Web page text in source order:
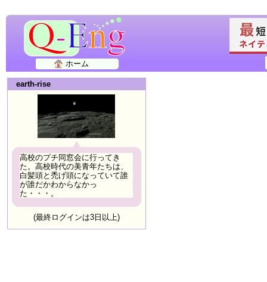
ホーム
earth-rise
高校のプチ同窓会に行ってき
た。高校時代の美青年たちは、
白髪頭と禿げ頭になっていて誰
が誰だかわからなかっ
た・・・。
(最終ログインは3日以上)